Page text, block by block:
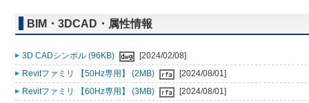
BIM・3DCAD・属性情報
3D CADシンボル (96KB)
[2024/02/08]
Revitファミリ 【50Hz専用】 (2MB)
[2024/08/01]
Revitファミリ 【60Hz専用】 (3MB)
[2024/08/01]